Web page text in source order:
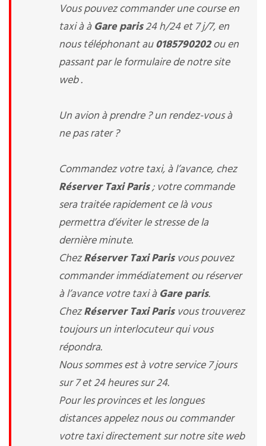
Vous pouvez commander une course en
taxi à àGare paris24 h/24 et 7 j/7, en
nous téléphonant au0185790202ou en
passant par le formulaire de notre site
web .
Un avion à prendre ? un rendez-vous à
ne pas rater ?
Commandez votre taxi, à l’avance, chez
Réserver Taxi Paris; votre commande
sera traitée rapidement ce là vous
permettra d’éviter le stresse de la
dernière minute.
ChezRéserver Taxi Parisvous pouvez
commander immédiatement ou réserver
à l’avance votre taxi àGare paris.
ChezRéserver Taxi Parisvous trouverez
toujours un interlocuteur qui vous
répondra.
Nous sommes est à votre service 7 jours
sur 7 et 24 heures sur 24.
Pour les provinces et les longues
distances appelez nous ou commander
votre taxi directement sur notre site web